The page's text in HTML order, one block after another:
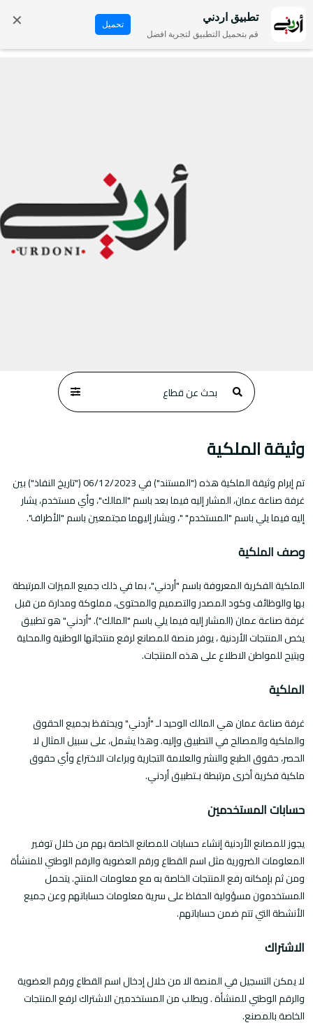
تطبيق اردني
قم بتحميل التطبيق لتجربة افضل
تحميل ✕
وثيقة الملكية
تم إبرام وثيقة الملكية هذه ("المستند") في 06/12/2023 ("تاريخ النفاذ") بين
غرفة صناعة عمان، المشار إليه فيما بعد باسم "المالك"، وأي مستخدم، يشار
إليه فيما يلي باسم "المستخدم" "، ويشار إليهما مجتمعين باسم "الأطراف".
وصف الملكية
الملكية الفكرية المعروفة باسم "أردني"، بما في ذلك جميع الميزات المرتبطة
بها والوظائف وكود المصدر والتصميم والمحتوى، مملوكة ومدارة من قبل
غرفة صناعة عمان (المشار إليه فيما يلي باسم "المالك"). "أردني" هو تطبيق
يخص المنتجات الأردنية ، يوفر منصة للمصانع لرفع منتجاتها الوطنية والمحلية
ويتيح للمواطن الاطلاع على هذه المنتجات.
الملكية
غرفة صناعة عمان هي المالك الوحيد لـ "أردني" ويحتفظ بجميع الحقوق
والملكية والمصالح في التطبيق وإليه. وهذا يشمل، على سبيل المثال لا
الحصر، حقوق الطبع والنشر والعلامة التجارية وبراءات الاختراع وأي حقوق
ملكية فكرية أخرى مرتبطة بـتطبيق أردني.
حسابات المستخدمين
يجوز للمصانع الأردنية إنشاء حسابات للمصانع الخاصة بهم من خلال توفير
المعلومات الضرورية مثل اسم القطاع ورقم العضوية والرقم الوطني للمنشأة
ومن ثم بإمكانه رفع المنتجات الخاصة به مع معلومات المنتج. يتحمل
المستخدمون مسؤولية الحفاظ على سرية معلومات حساباتهم وعن جميع
الأنشطة التي تتم ضمن حساباتهم.
الاشتراك
لا يمكن التسجيل في المنصة الا من خلال إدخال اسم القطاع ورقم العضوية
والرقم الوطني للمنشأة . ويطلب من المستخدمين الاشتراك لرفع المنتجات
الخاصة بالمصنع.